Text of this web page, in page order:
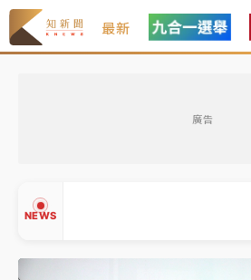
最新
廣告
NEWS
中信慈善基金會想增加董事人數！
駁 理由曝光
故宮《龍藏經》特展第2檔！今